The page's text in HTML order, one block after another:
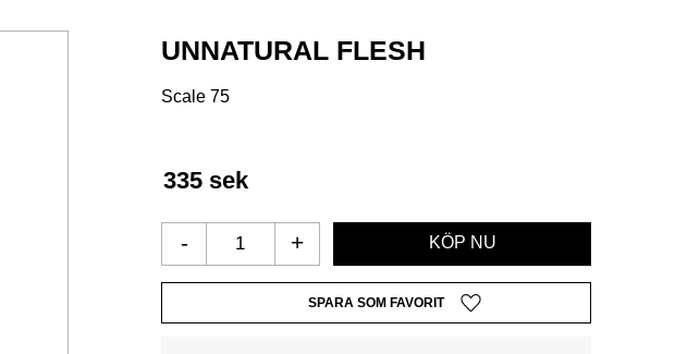
UNNATURAL FLESH
Scale 75
335 sek
+
-
Lägg till i favoriter